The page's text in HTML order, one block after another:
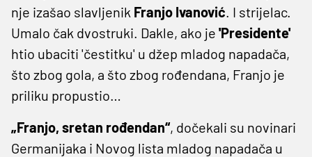
nje izašao slavljenik Franjo Ivanović. I strijelac.
Umalo čak dvostruki. Dakle, ako je 'Presidente'
htio ubaciti 'čestitku' u džep mladog napadača,
što zbog gola, a što zbog rođendana, Franjo je
priliku propustio…
„Franjo, sretan rođendan“, dočekali su novinari
Germanijaka i Novog lista mladog napadača u